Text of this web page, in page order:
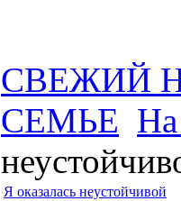
СВЕЖИЙ
СЕМЬЕ На
Я оказалась неустойчивой